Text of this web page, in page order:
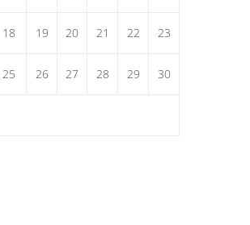
18 19 20 21 22 23
25 26 27 28 29 30